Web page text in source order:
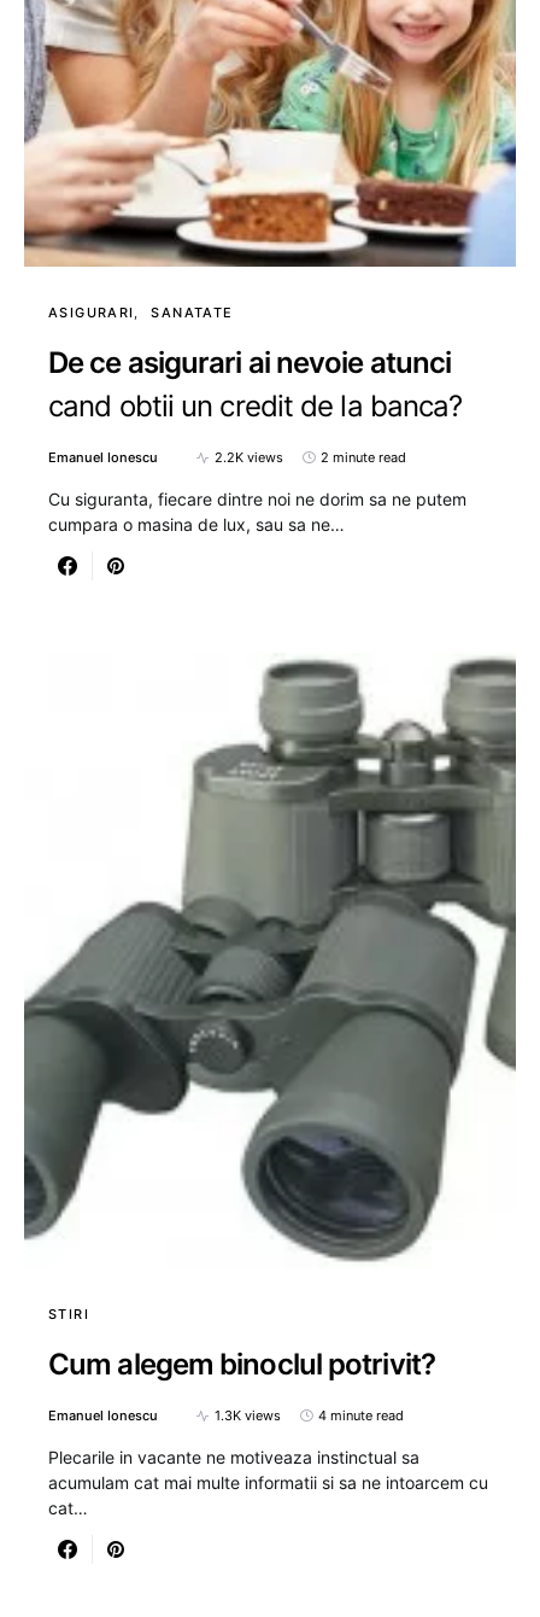
ASIGURARI SANATATE
De ce asigurari ai nevoie atunci
cand obtii un credit de la banca?
Emanuel Ionescu 2.2K views 2 minute read
Cu siguranta, fiecare dintre noi ne dorim sa ne putem
cumpara o masina de lux, sau sa ne…
STIRI
Cum alegem binoclul potrivit?
Emanuel Ionescu 1.3K views 4 minute read
Plecarile in vacante ne motiveaza instinctual sa
acumulam cat mai multe informatii si sa ne intoarcem cu
cat…